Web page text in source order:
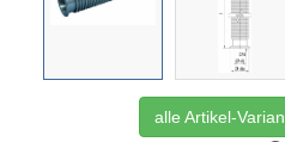
alle Artikel-